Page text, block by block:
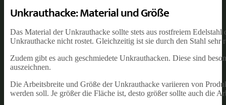
Unkrauthacke: Material und Größe
Das Material der Unkrauthacke sollte stets aus rostfreiem
Unkrauthacke nicht rostet. Gleichzeitig ist sie durch den Stahl sehr
Zudem gibt es auch geschmiedete Unkrauthacken. Diese sind
auszeichnen.
Die Arbeitsbreite und Größe der Unkrauthacke variieren von
werden soll. Je größer die Fläche ist, desto größer sollte auch die